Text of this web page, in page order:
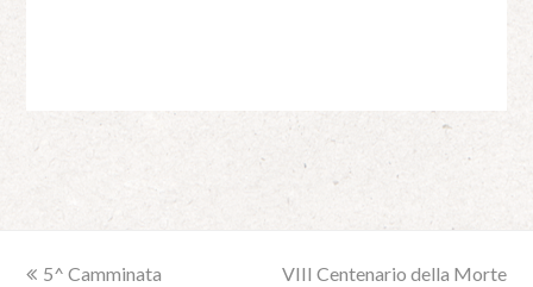
previous
5^ Camminata
next
VIII Centenario della Morte